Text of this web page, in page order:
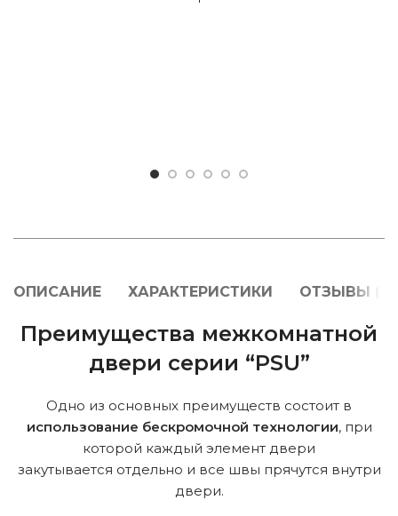
ОПИСАНИЕ ХАРАКТЕРИСТИКИ ОТЗЫВЫ (0)
Преимущества межкомнатной
двери серии “PSU”
Одно из основных преимуществ состоит в
использование бескромочной технологии, при
которой каждый элемент двери
закутывается отдельно и все швы прячутся внутри
двери.